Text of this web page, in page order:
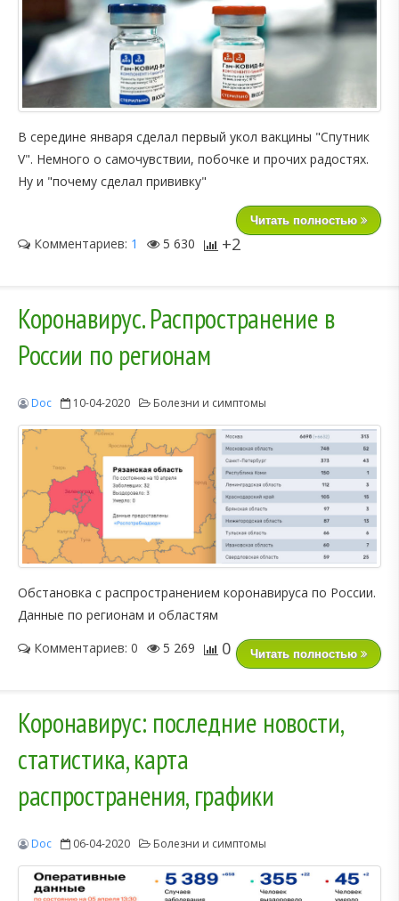
В середине января сделал первый укол вакцины "Спутник
V". Немного о самочувствии, побочке и прочих радостях.
Ну и "почему сделал прививку"
Читать полностью
Комментариев: 1 5 630 +2
Коронавирус. Распространение в
России по регионам
Doc 10-04-2020 Болезни и симптомы
Обстановка с распространением коронавируса по России.
Данные по регионам и областям
Читать полностью
Комментариев: 0 5 269 0
Коронавирус: последние новости,
статистика, карта
распространения, графики
Doc 06-04-2020 Болезни и симптомы